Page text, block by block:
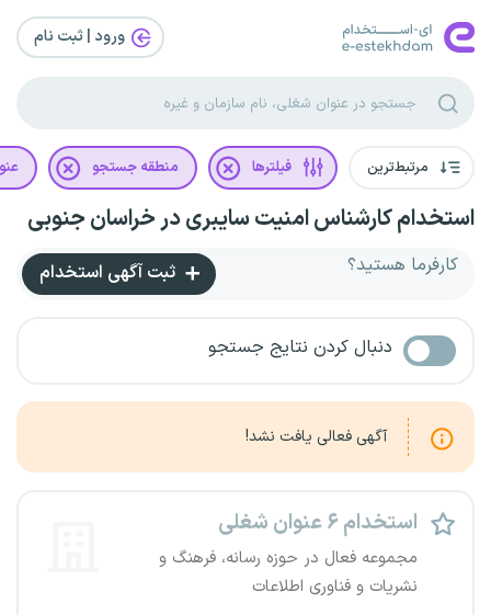
ورود | ثبت‌ نام
مرتبط‌ترین فیلترها منطقه جستجو
استخدام کارشناس امنیت سایبری در خراسان جنوبی
کارفرما هستید؟ ثبت آگهی استخدام
دنبال کردن نتایج جستجو
آگهی فعالی یافت نشد!
استخدام ۶ عنوان شغلی
مجموعه فعال در حوزه رسانه، فرهنگ و
نشریات و فناوری اطلاعات